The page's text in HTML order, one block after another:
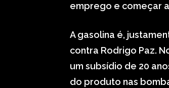
emprego e começar a
A gasolina é,
contra Rodrigo Paz.
um subsídio de 20
do produto nas